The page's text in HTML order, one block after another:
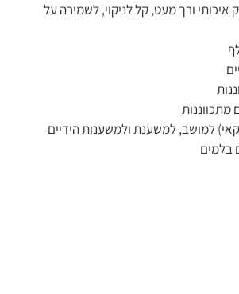
איכותי ורך מעט, קל לניקוי, לשמירה על
מתכווננות